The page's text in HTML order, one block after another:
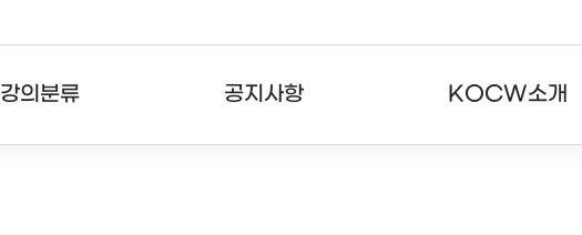
강의분류 공지사항 KOCW소개